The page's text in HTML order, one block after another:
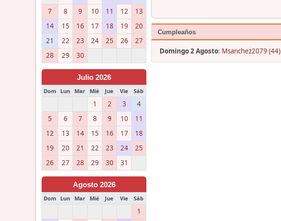
7
8 9 10 11 12
13
14
15 16 17 18 19
20
21
22 23 24 25 26
27
28
29 30
Julio 2026
Dom Lun Mar Mié Jue Vie Sáb
1 2 3
4
5
6 7 8 9 10
11
12
13 14 15 16 17
18
19
20 21 22 23 24
25
26
27 28 29 30 31
Agosto 2026
Dom Lun Mar Mié Jue Vie Sáb
1
Cumpleaños
Domingo 2 Agosto: Msanchez2079 (44)